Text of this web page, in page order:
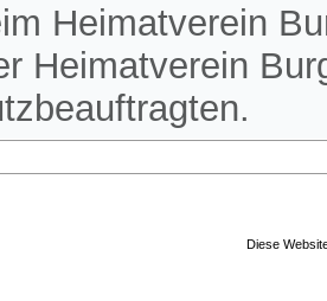
Heimatverein
Heimatverein
Diese